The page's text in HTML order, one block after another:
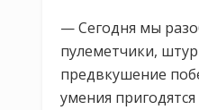
— Сегодня мы
пулеметчики,
предвкушение
умения